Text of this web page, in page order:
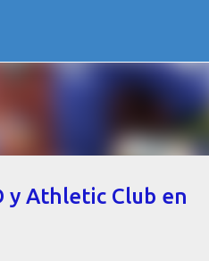
y Athletic Club en